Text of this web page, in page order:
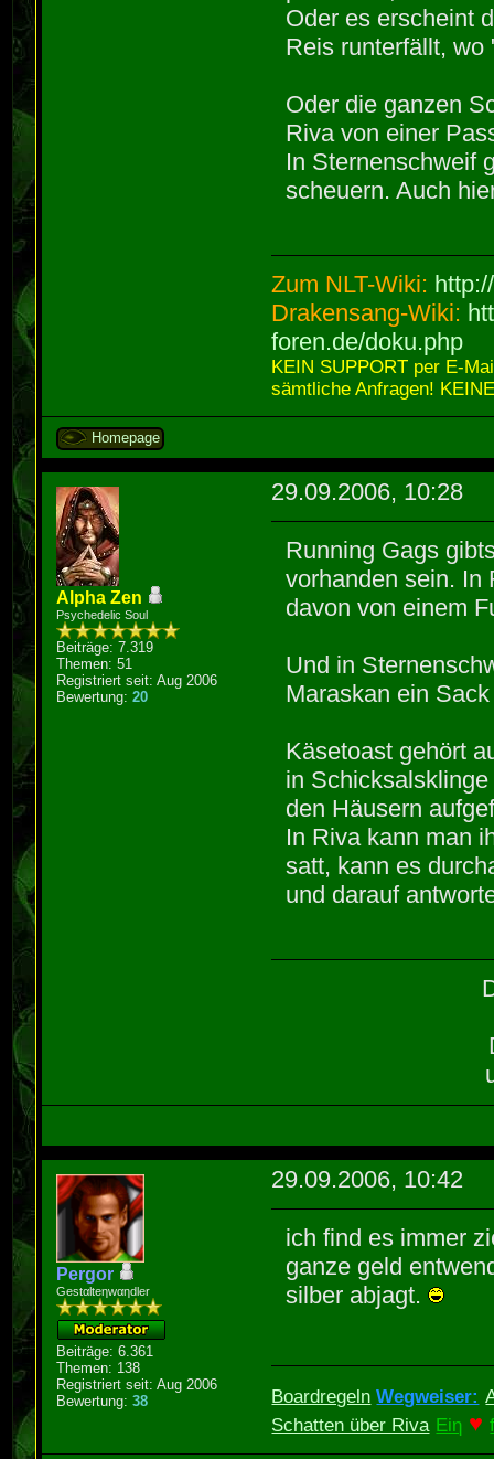
Oder es erscheint
Reis runterfällt,
Oder die ganzen
Riva von einer
In Sternenschweif
scheuern. Auch
Zum NLT-Wiki:
Drakensang-Wiki:
foren.de/doku.php
KEIN SUPPORT per E-
sämtliche Anfragen!
Homepage
Alpha Zen
Psychedelic Soul
Beiträge: 7.319
Themen: 51
Registriert seit: Aug 2006
Bewertung:20
29.09.2006, 10:28
Running Gags
vorhanden sein. In
davon von einem
Und in
Maraskan ein
Käsetoast gehört
in
den Häusern
In Riva kann man
satt, kann es
und darauf
Pergor
Gestαlteηwαηdler
Beiträge: 6.361
Themen: 138
Registriert seit: Aug 2006
Bewertung:38
29.09.2006, 10:42
ich find es immer
ganze geld
silber abjagt.
Boardregeln Wegweiser:
Schatten über Riva Eiη ♥